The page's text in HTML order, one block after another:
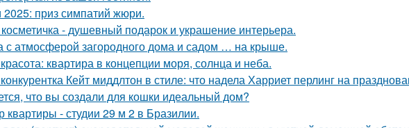
2025: приз симпатий жюри.
- душевный подарок и украшение интерьера.
с атмосферой загородного дома и садом … на крыше.
квартира в концепции моря, солнца и неба.
Кейт миддлтон в стиле: что надела Харриет перлинг на
что вы создали для кошки идеальный дом?
квартиры - студии 29 м 2 в Бразилии.